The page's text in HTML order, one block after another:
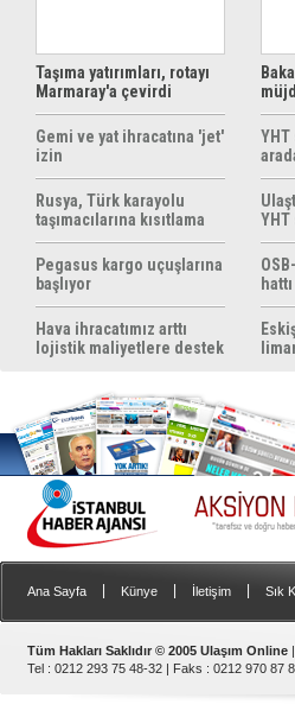
Taşıma yatırımları, rotayı
Marmaray'a çevirdi
Gemi ve yat ihracatına 'jet'
izin
Rusya, Türk karayolu
taşımacılarına kısıtlama
getirebilir
Pegasus kargo uçuşlarına
başlıyor
Hava ihracatımız arttı
lojistik maliyetlere destek
Ana Sayfa Künye İletişim Sık
Tüm Hakları Saklıdır © 2005 Ulaşım Online
Tel : 0212 293 75 48-32 | Faks : 0212 970 87